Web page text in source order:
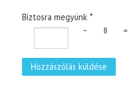
Biztosra megyünk *
− 8 =